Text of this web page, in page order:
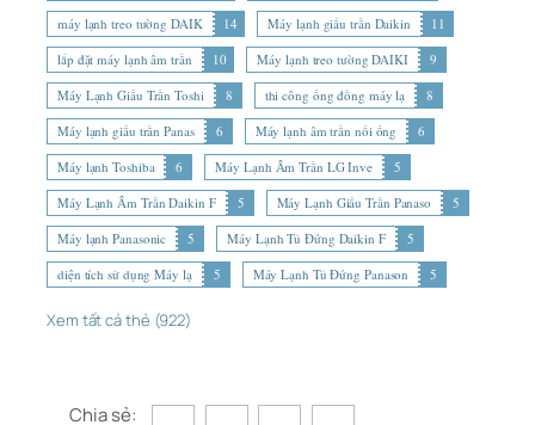
máy lạnh treo tường DAIK
14 Máy lạnh giấu trần Daikin
11
lắp đặt máy lạnh âm trần
10 Máy lạnh treo tường DAIKI
9
Máy Lạnh Giấu Trần Toshi
8 thi công ống đồng máy lạ
8
Máy lạnh giấu trần Panas
6 Máy lạnh âm trần nối ống
6
Máy lạnh Toshiba
6 Máy Lạnh Âm Trần LG Inve
5
Máy Lạnh Âm Trần Daikin F
5 Máy Lạnh Giấu Trần Panaso
5
Máy lạnh Panasonic
5 Máy Lạnh Tủ Đứng Daikin F
5
diện tích sử dụng Máy lạ
5 Máy Lạnh Tủ Đứng Panason 5
Xem tất cả thẻ (922)
Chia sẻ: